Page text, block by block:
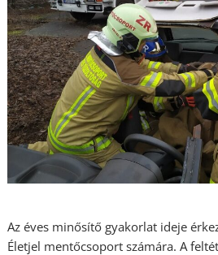
Az éves minősítő gyakorlat ideje
Életjel mentőcsoport számára. A